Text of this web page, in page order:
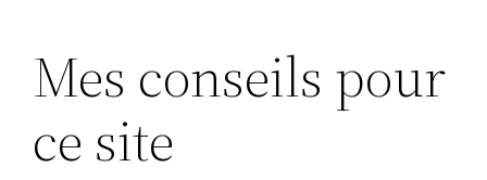
Mes conseils pour
ce site